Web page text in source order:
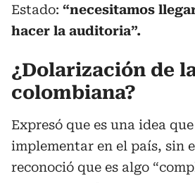
Estado: “necesitamos
hacer la auditoria”.
¿Dolarización de
colombiana?
Expresó que es una idea
implementar en el país, sin
reconoció que es algo